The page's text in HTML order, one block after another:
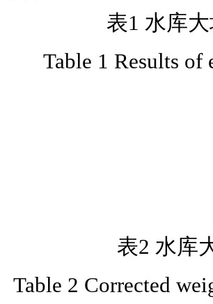
表1 水库
Table 1 Results of
表2 水库
Table 2 Corrected